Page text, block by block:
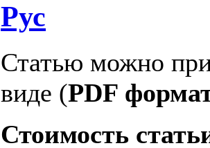
Рус
Статью можно
виде (PDF
Стоимость